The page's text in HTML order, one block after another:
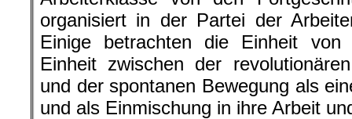
organisiert in der Partei der
Einige betrachten die Einheit
Einheit zwischen der
und der spontanen Bewegung als
und als Einmischung in ihre Arbeit